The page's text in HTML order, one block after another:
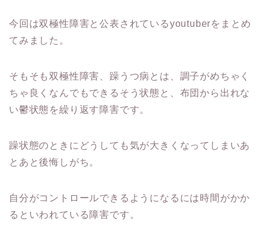
今回は双極性障害と公表されているyoutuberをまとめ
てみました。
そもそも双極性障害、躁うつ病とは、調子がめちゃく
ちゃ良くなんでもできるそう状態と、布団から出れな
い鬱状態を繰り返す障害です。
躁状態のときにどうしても気が大きくなってしまいあ
とあと後悔しがち。
自分がコントロールできるようになるには時間がかか
るといわれている障害です。